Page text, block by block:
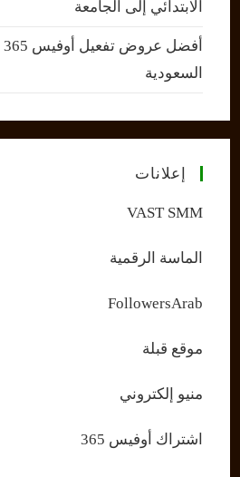
الابتدائي إلى الجامعة
السعودية
إعلانات
VAST SMM
الماسة الرقمية
FollowersArab
موقع قبلة
منيو إلكتروني
اشتراك أوفيس 365